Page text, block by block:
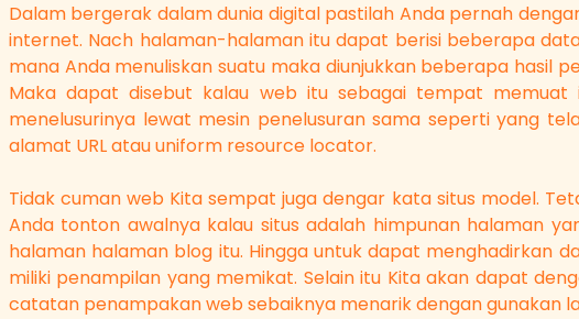
Dalam bergerak dalam dunia digital pastilah Anda pernah
internet. Nach halaman-halaman itu dapat berisi beberapa
mana Anda menuliskan suatu maka diunjukkan beberapa hasil
Maka dapat disebut kalau web itu sebagai tempat
menelusurinya lewat mesin penelusuran sama seperti yang
alamat URL atau uniform resource locator.
Tidak cuman web Kita sempat juga dengar kata situs model.
Anda tonton awalnya kalau situs adalah himpunan halaman
halaman halaman blog itu. Hingga untuk dapat menghadirkan
miliki penampilan yang memikat. Selain itu Kita akan dapat
catatan penampakan web sebaiknya menarik dengan gunakan